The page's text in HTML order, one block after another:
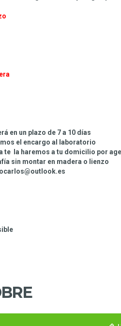
en un plazo de 7 a 10 días
el encargo al laboratorio
te la haremos a tu domicilio por
sin montar en madera o lienzo